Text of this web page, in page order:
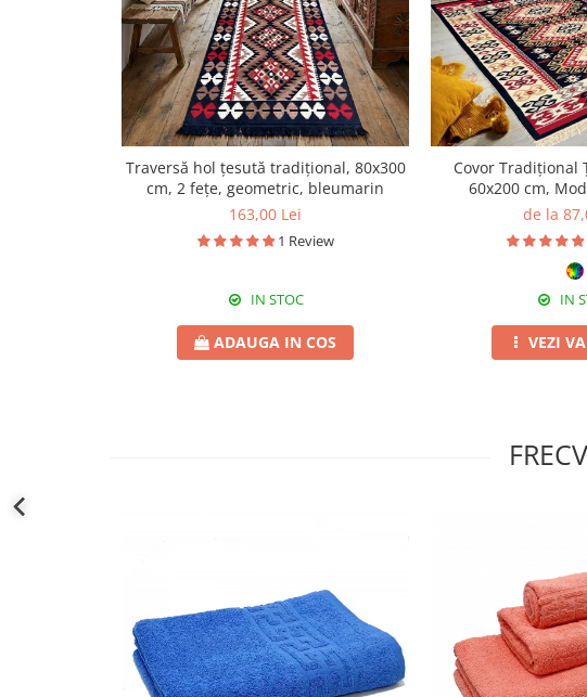
Traversă hol țesută tradițional, 80x300
cm, 2 fețe, geometric, bleumarin
163,00 Lei
1 Review
IN STOC
ADAUGA IN COS
Covor Tradițional
60x200 cm,
de la
IN
VEZI